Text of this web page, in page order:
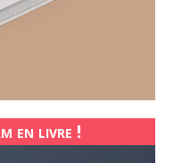
en livre !